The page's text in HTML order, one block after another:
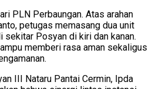
PLN Perbaungan. Atas arahan
petugas memasang dua unit
sekitar Posyan di kiri dan kanan.
memberi rasa aman sekaligus
III Nataru Pantai Cermin, Ipda